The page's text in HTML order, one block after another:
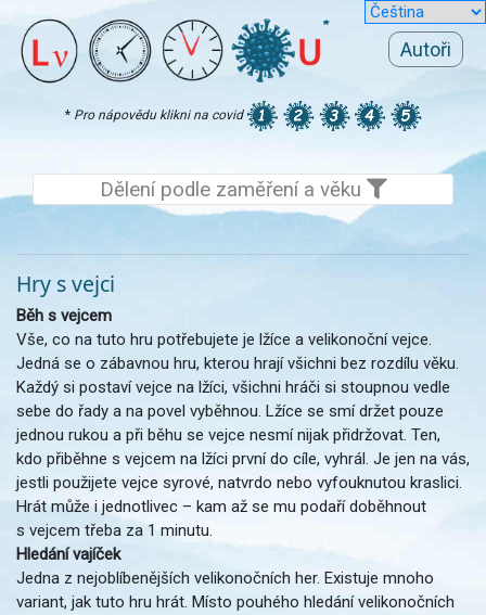
Autoři
* Pro nápovědu klikni na covid
Dělení podle zaměření a věku
Hry s vejci
Běh s vejcem
Vše, co na tuto hru potřebujete je lžíce a velikonoční vejce.
Jedná se o zábavnou hru, kterou hrají všichni bez rozdílu věku.
Každý si postaví vejce na lžíci, všichni hráči si stoupnou vedle
sebe do řady a na povel vyběhnou. Lžíce se smí držet pouze
jednou rukou a při běhu se vejce nesmí nijak přidržovat. Ten,
kdo přiběhne s vejcem na lžíci první do cíle, vyhrál. Je jen na vás,
jestli použijete vejce syrové, natvrdo nebo vyfouknutou kraslici.
Hrát může i jednotlivec – kam až se mu podaří doběhnout
s vejcem třeba za 1 minutu.
Hledání vajíček
Jedna z nejoblíbenějších velikonočních her. Existuje mnoho
variant, jak tuto hru hrát. Místo pouhého hledání velikonočních